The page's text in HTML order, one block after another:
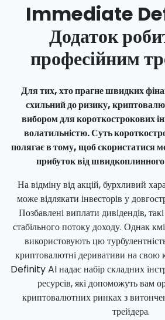
Immediate
Додаток
професійним
Для тих, хто прагне швидких
схильний до ризику,
вибором для короткострокових
волатильністю. Суть
полягає в тому, щоб скористатися
прибуток від швидкоплинного
На відміну від акцій, бурхливий
може відлякати інвесторів у
Позбавлені виплати дивідендів,
стабільного потоку доходу. Однак
використовують цю
криптовалютні деривативи на
Definity AI надає набір складних
ресурсів, які допоможуть вам
криптовалютних ринках з
трейдера.